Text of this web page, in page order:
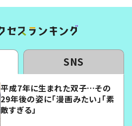
SNS
平成7年に生まれた双子…その
29年後の姿に「漫画みたい」「素
敵すぎる」